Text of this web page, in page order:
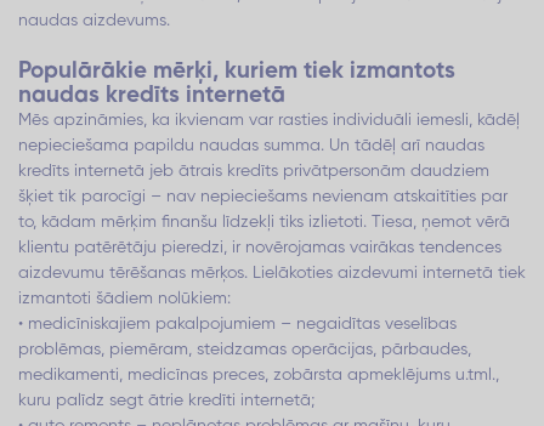
naudas aizdevums.
Populārākie mērķi, kuriem tiek izmantots
naudas kredīts internetā
Mēs apzināmies, ka ikvienam var rasties individuāli iemesli, kādēļ
nepieciešama papildu naudas summa. Un tādēļ arī naudas
kredīts internetā jeb ātrais kredīts privātpersonām daudziem
šķiet tik parocīgi – nav nepieciešams nevienam atskaitīties par
to, kādam mērķim finanšu līdzekļi tiks izlietoti. Tiesa, ņemot vērā
klientu patērētāju pieredzi, ir novērojamas vairākas tendences
aizdevumu tērēšanas mērķos. Lielākoties aizdevumi internetā tiek
izmantoti šādiem nolūkiem:
• medicīniskajiem pakalpojumiem – negaidītas veselības
problēmas, piemēram, steidzamas operācijas, pārbaudes,
medikamenti, medicīnas preces, zobārsta apmeklējums u.tml.,
kuru palīdz segt ātrie kredīti internetā;